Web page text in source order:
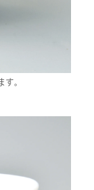
。